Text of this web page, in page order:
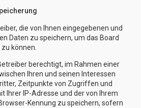
die von Ihnen eingegebenen und
Daten zu speichern, um das Board
können.
berechtigt, im Rahmen einer
Ihren und seinen Interessen
Zeitpunkte von Zugriffen und
Ihrer IP-Adresse und der von Ihrem
Kennung zu speichern, sofern